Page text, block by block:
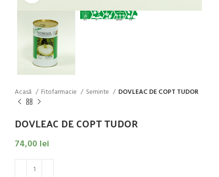
Acasă Fitofarmacie Seminte DOVLEAC DE COPT TUDOR
DOVLEAC DE COPT TUDOR
74,00 lei